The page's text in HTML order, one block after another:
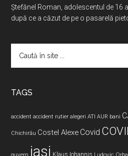
Ştefănel Roman, adolescentul de 16
după ce a căzut de pe o pasarelă
TAGS
accident accident rutier alegeri ATI AUR bani
Chichirău Costel Alexe Covid
guvern iasi Klaus Iohannis Ludovic